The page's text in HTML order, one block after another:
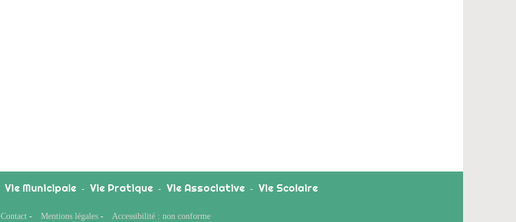
Vie Municipale - Vie Pratique - Vie Associative - Vie Scolaire
Contact - Mentions légales - Accessibilité : non conforme